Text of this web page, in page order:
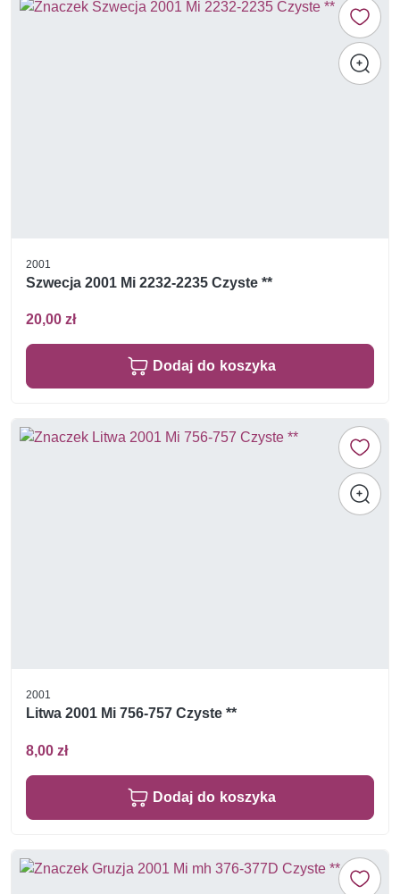
2001
Szwecja 2001 Mi 2232-2235 Czyste **
20,00 zł
Dodaj do koszyka
2001
Litwa 2001 Mi 756-757 Czyste **
8,00 zł
Dodaj do koszyka